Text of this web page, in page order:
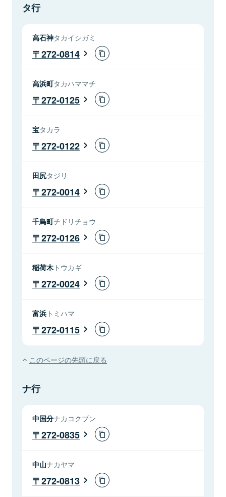
タ行
高石神タカイシガミ
272-0814
高浜町タカハママチ
272-0125
宝タカラ
272-0122
田尻タジリ
272-0014
千鳥町チドリチョウ
272-0126
稲荷木トウカギ
272-0024
富浜 トミハマ
272-0115
このページの先頭に戻る
ナ行
中国分ナカコクブン
272-0835
中山ナカヤマ
272-0813